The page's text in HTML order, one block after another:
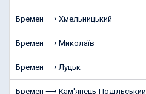
Бремен ⟶ Хмельницький
Бремен ⟶ Миколаїв
Бремен ⟶ Луцьк
Бремен ⟶ Кам'янець-Подільський